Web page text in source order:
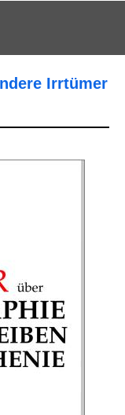
Irrtümer